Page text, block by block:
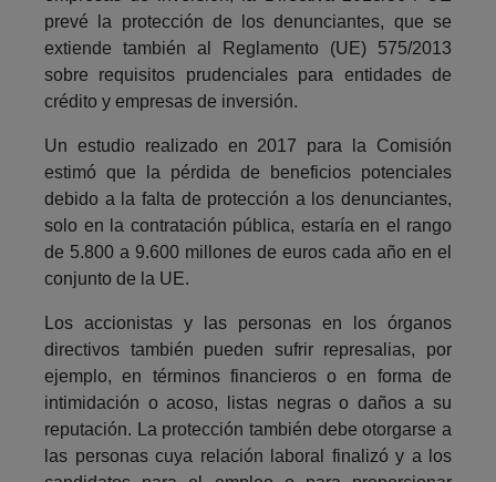
prevé la protección de los denunciantes, que se
extiende también al Reglamento (UE) 575/2013
sobre requisitos prudenciales para entidades de
crédito y empresas de inversión.
Un estudio realizado en 2017 para la Comisión
estimó que la pérdida de beneficios potenciales
debido a la falta de protección a los denunciantes,
solo en la contratación pública, estaría en el rango
de 5.800 a 9.600 millones de euros cada año en el
conjunto de la UE.
Los accionistas y las personas en los órganos
directivos también pueden sufrir represalias, por
ejemplo, en términos financieros o en forma de
intimidación o acoso, listas negras o daños a su
reputación. La protección también debe otorgarse a
las personas cuya relación laboral finalizó y a los